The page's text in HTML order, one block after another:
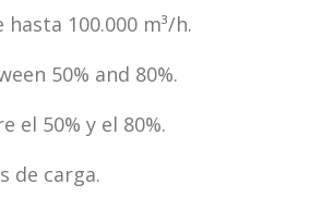
100.000 m³/h.
50% and 80%.
el 50% y el 80%.
de carga.